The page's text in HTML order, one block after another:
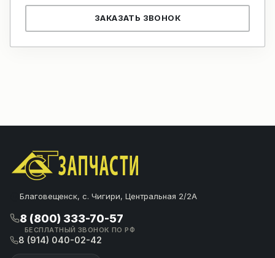
ЗАКАЗАТЬ ЗВОНОК
Благовещенск, с. Чигири, Центральная 2/2А
8 (800) 333-70-57
БЕСПЛАТНЫЙ ЗВОНОК ПО РФ
8 (914) 040-02-42